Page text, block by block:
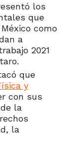
los
que
como
a
2021
que
y
con sus
la
la